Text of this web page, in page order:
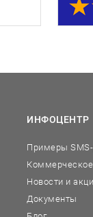
ИНФОЦЕНТР
Примеры
Новости и
Документы